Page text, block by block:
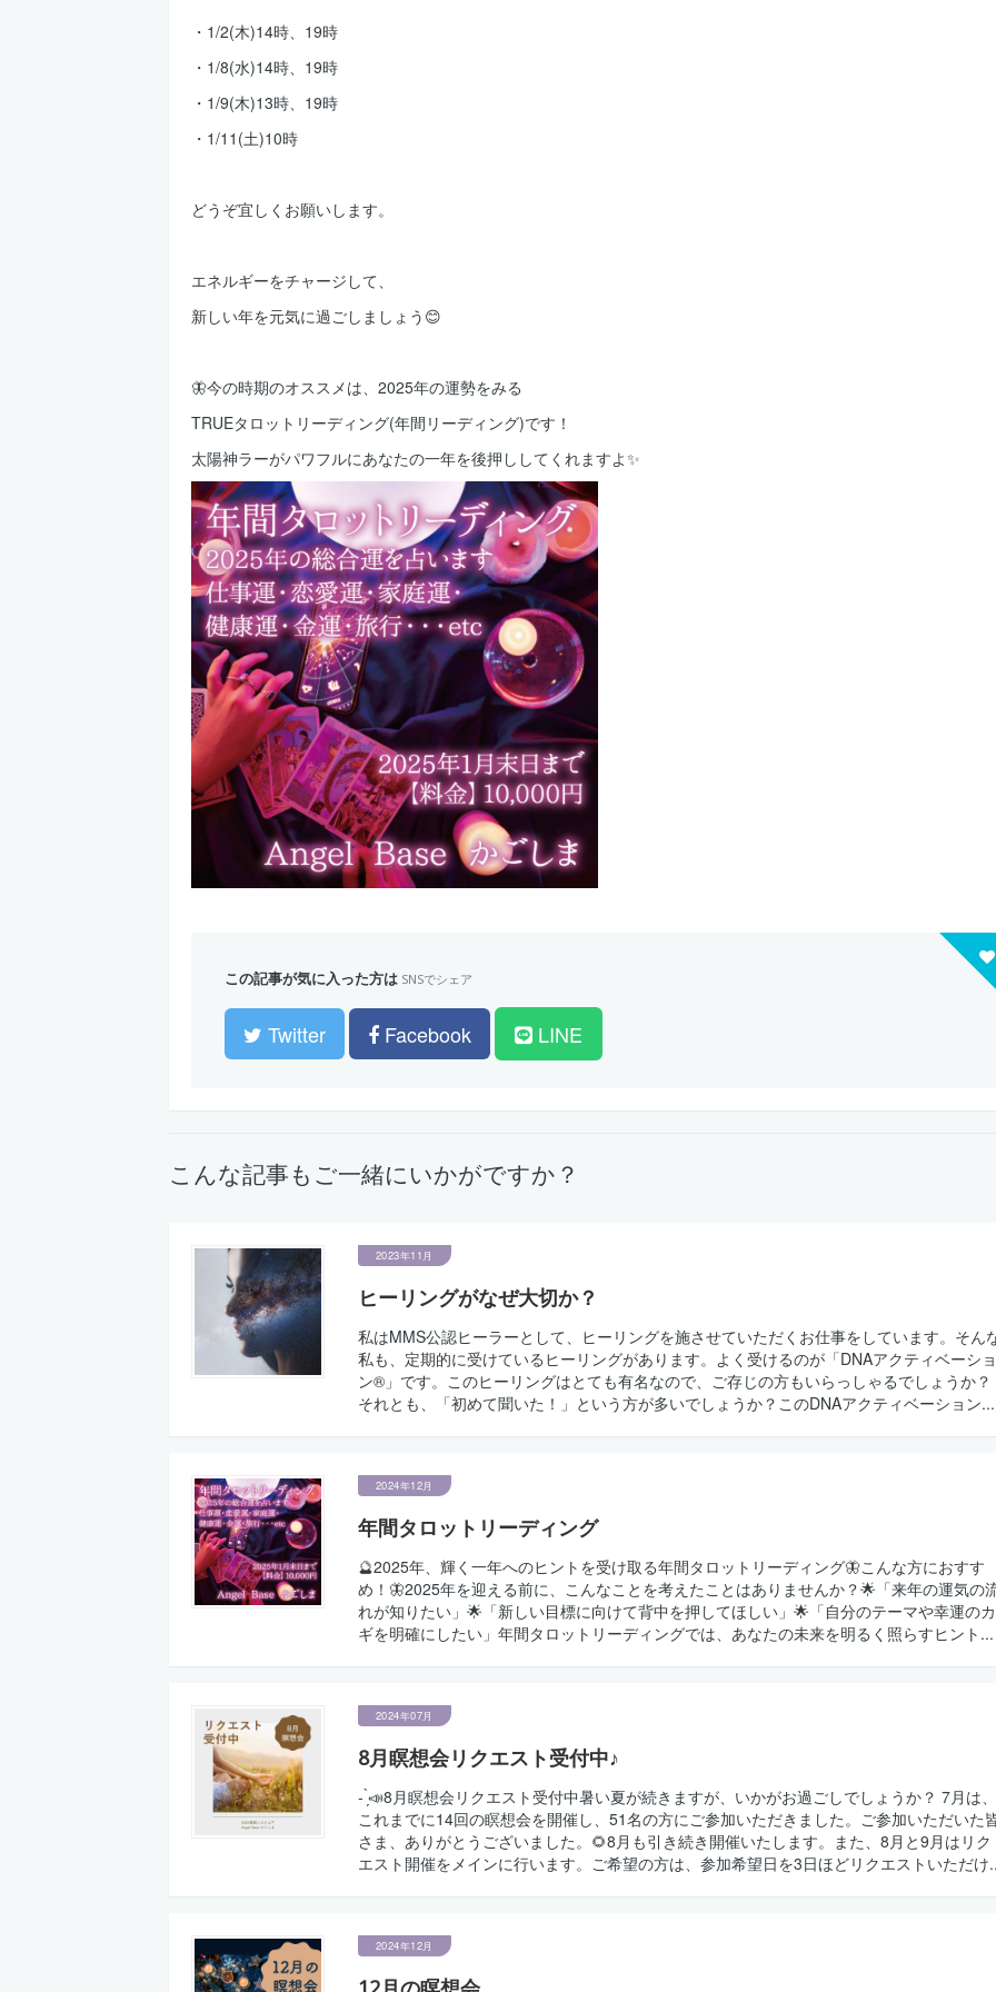
・1/2(木)14時、19時
・1/8(水)14時、19時
・1/9(木)13時、19時
・1/11(土)10時
どうぞ宜しくお願いします。
エネルギーをチャージして、
新しい年を元気に過ごしましょう😊
🦋今の時期のオススメは、2025年の運勢をみる
TRUEタロットリーディング(年間リーディング)です！
太陽神ラーがパワフルにあなたの一年を後押ししてくれますよ✨️
この記事が気に入った方は SNSでシェア
Twitter Facebook LINE
こんな記事もご一緒にいかがですか？
2023年11月
ヒーリングがなぜ大切か？
私はMMS公認ヒーラーとして、ヒーリングを施させていただくお仕事をしています。そん
私も、定期的に受けているヒーリングがあります。よく受けるのが「DNAアクティベーショ
ン®」です。このヒーリングはとても有名なので、ご存じの方もいらっしゃるでしょうか？
それとも、「初めて聞いた！」という方が多いでしょうか？このDNAアクティベーション...
2024年12月
年間タロットリーディング
🔮2025年、輝く一年へのヒントを受け取る年間タロットリーディング🦋こんな方におすす
め！🦋2025年を迎える前に、こんなことを考えたことはありませんか？🌟「来年の運気の
れが知りたい」🌟「新しい目標に向けて背中を押してほしい」🌟「自分のテーマや幸運のカ
ギを明確にしたい」年間タロットリーディングでは、あなたの未来を明るく照らすヒント...
2024年07月
8月瞑想会リクエスト受付中♪
- ̗̀📣8月瞑想会リクエスト受付中暑い夏が続きますが、いかがお過ごしでしょうか？ 7月は、
これまでに14回の瞑想会を開催し、51名の方にご参加いただきました。ご参加いただいた
さま、ありがとうございました。🌻8月も引き続き開催いたします。また、8月と9月はリク
エスト開催をメインに行います。ご希望の方は、参加希望日を3日ほどリクエストいただけ
2024年12月